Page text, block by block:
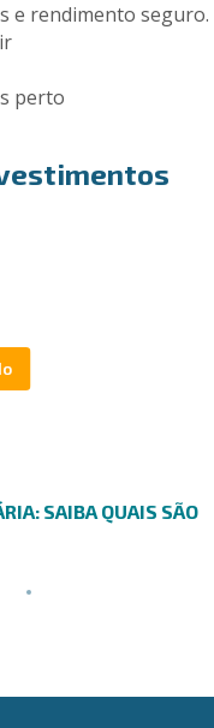
e rendimento seguro.
perto
SAIBA QUAIS SÃO